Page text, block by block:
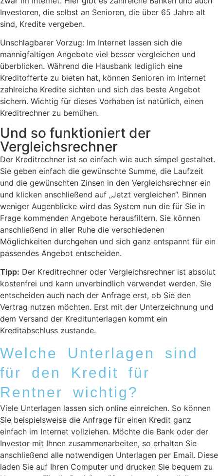
Investoren, die selbst an Senioren, die über 65 Jahre alt
sind, Kredite vergeben.
Unschlagbarer Vorzug: Im Internet lassen sich die
mannigfaltigen Angebote viel besser vergleichen und
überblicken. Während die Hausbank lediglich eine
Kreditofferte zu bieten hat, können Senioren im Internet
zahlreiche Kredite sichten und sich das beste Angebot
sichern. Wichtig für dieses Vorhaben ist natürlich, einen
Kreditrechner zu bemühen.
Und so funktioniert der
Vergleichsrechner
Der Kreditrechner ist so einfach wie auch simpel gestaltet.
Sie geben einfach die gewünschte Summe, die Laufzeit
und die gewünschten Zinsen in den Vergleichsrechner ein
und klicken anschließend auf „Jetzt vergleichen“. Binnen
weniger Augenblicke wird das System nun die für Sie in
Frage kommenden Angebote herausfiltern. Sie können
anschließend in aller Ruhe die verschiedenen
Möglichkeiten durchgehen und sich ganz entspannt für ein
passendes Angebot entscheiden.
Tipp: Der Kreditrechner oder Vergleichsrechner ist absolut
kostenfrei und kann unverbindlich verwendet werden. Sie
entscheiden auch nach der Anfrage erst, ob Sie den
Vertrag nutzen möchten. Erst mit der Unterzeichnung und
dem Versand der Kreditunterlagen kommt ein
Kreditabschluss zustande.
Welche Unterlagen sind
für den Kredit für
Rentner wichtig?
Viele Unterlagen lassen sich online einreichen. So können
Sie beispielsweise die Anfrage für einen Kredit ganz
einfach im Internet vollziehen. Möchte die Bank oder der
Investor mit Ihnen zusammenarbeiten, so erhalten Sie
anschließend alle notwendigen Unterlagen per Email. Diese
laden Sie auf Ihren Computer und drucken Sie bequem zu